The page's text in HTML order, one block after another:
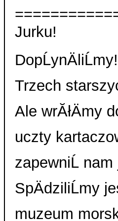
Jurku!
DopĹynÄliĹmy!
Trzech
Ale wrĂłÄmy
uczty
zapewniĹ
SpÄdziliĹmy
muzeum